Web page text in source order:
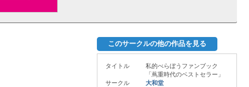
このサークルの他の作品を見る
タイトル
私的べらぼうファンブック
「蔦重時代のベストセラー」
サークル
大和堂